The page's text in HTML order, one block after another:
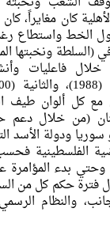
كان مغايراً،
الخط واستطاع
(السلطة ونخبتها
فاعليات
مع كل ألوان طيف
(من خلال دعم
أو سوريا ودولة
الفلسطينية
في جانب، والنظام